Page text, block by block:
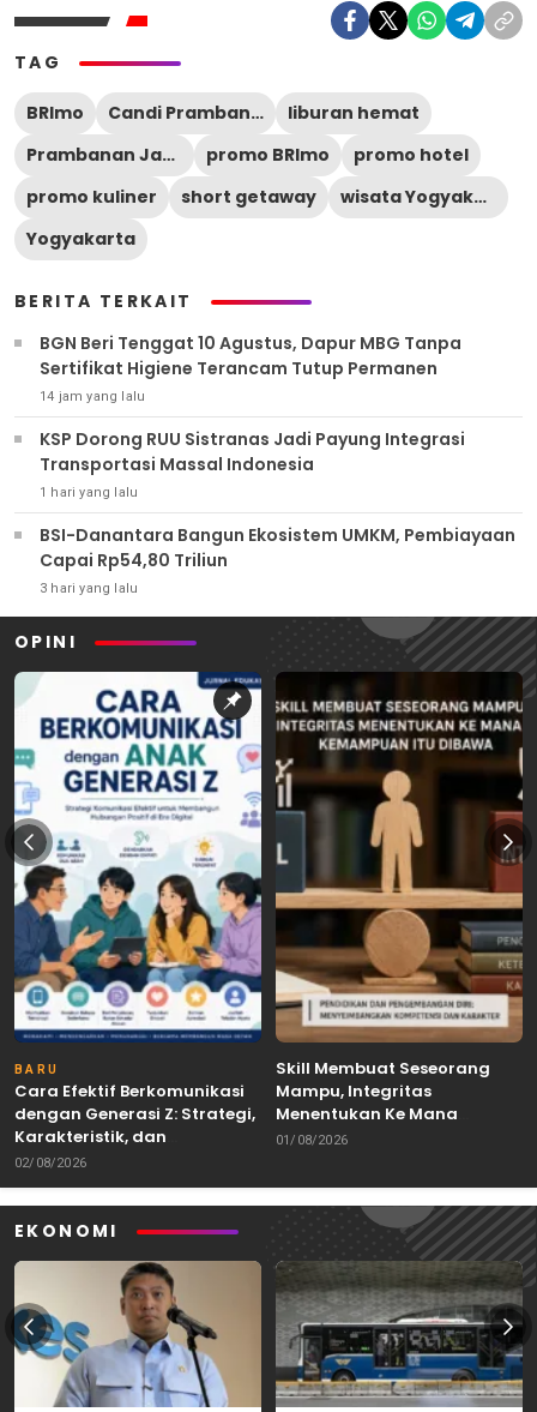
TAG
BRImo Candi Prambanan
liburan hemat
Prambanan Jazz Festival 2026
promo BRImo
promo hotel
promo kuliner
short getaway
wisata Yogyakarta
Yogyakarta
BERITA TERKAIT
BGN Beri Tenggat 10 Agustus, Dapur MBG Tanpa
Sertifikat Higiene Terancam Tutup Permanen
14 jam yang lalu
KSP Dorong RUU Sistranas Jadi Payung Integrasi
Transportasi Massal Indonesia
1 hari yang lalu
BSI-Danantara Bangun Ekosistem UMKM, Pembiayaan
Capai Rp54,80 Triliun
3 hari yang lalu
OPINI
BARU
Cara Efektif Berkomunikasi
dengan Generasi Z: Strategi,
Karakteristik, dan
Tantangannya
02/08/2026
Skill Membuat Seseorang
Mampu, Integritas
Menentukan Ke Mana
Kemampuan Itu Dibawa
01/08/2026
EKONOMI